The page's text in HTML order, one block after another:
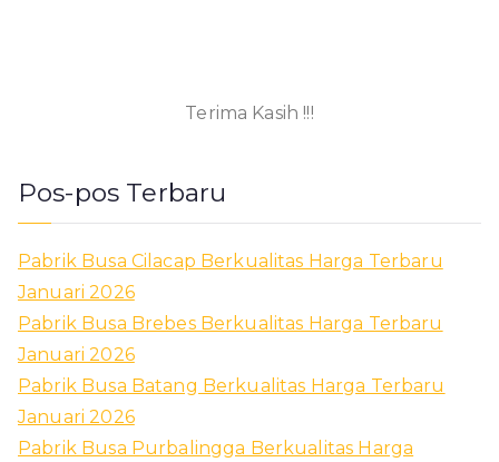
Terima Kasih !!!
Pos-pos Terbaru
Pabrik Busa Cilacap Berkualitas Harga Terbaru
Januari 2026
Pabrik Busa Brebes Berkualitas Harga Terbaru
Januari 2026
Pabrik Busa Batang Berkualitas Harga Terbaru
Januari 2026
Pabrik Busa Purbalingga Berkualitas Harga